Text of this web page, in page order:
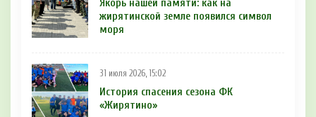
Якорь нашей памяти: как на
жирятинской земле появился символ
моря
31 июля 2026, 15:02
История спасения сезона ФК
«Жирятино»